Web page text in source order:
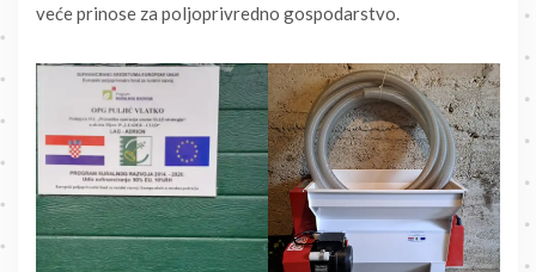
veće prinose za poljoprivredno gospodarstvo.